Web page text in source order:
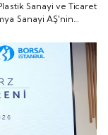
Kimya
duyurdu.
Sanayi ve Ticaret
Sanayi AŞ'nin